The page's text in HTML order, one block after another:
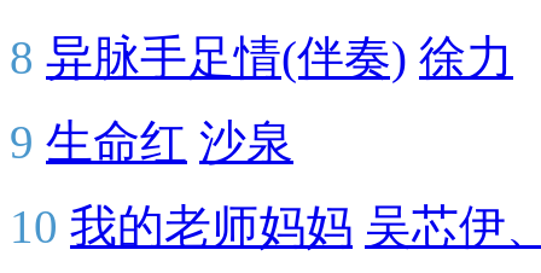
8 异脉手足情(伴奏) 徐力
9 生命红 沙泉
10 我的老师妈妈 吴芯伊